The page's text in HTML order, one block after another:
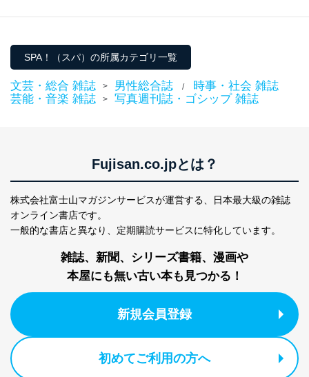
SPA！（スパ）の所属カテゴリ一覧
文芸・総合 雑誌 > 男性総合誌 /
時事・社会 雑誌
芸能・音楽 雑誌
> 写真週刊誌・ゴシップ 雑誌
Fujisan.co.jpとは？
株式会社富士山マガジンサービスが運営する、
日本最大級の雑誌
オンライン書店です。
一般的な書店と異なり、 定期購読サービスに特化しています。
雑誌、新聞、シリーズ書籍、漫画や
本屋にも無い古い本も見つかる！
新規会員登録
初めてご利用の方へ